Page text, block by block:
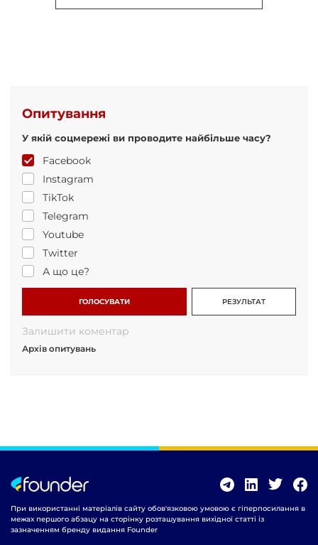
Опитування
У якій соцмережі ви проводите найбільше часу?
Facebook
Instagram
TikTok
Telegram
Youtube
Twitter
А що це?
ГОЛОСУВАТИ РЕЗУЛЬТАТ
Залишити коментар
Архів опитувань
При використанні матеріалів сайту обов'язковою умовою є гіперпосилання в
межах першого абзацу на сторінку розташування вихідної статті із
зазначенням бренду видання Founder